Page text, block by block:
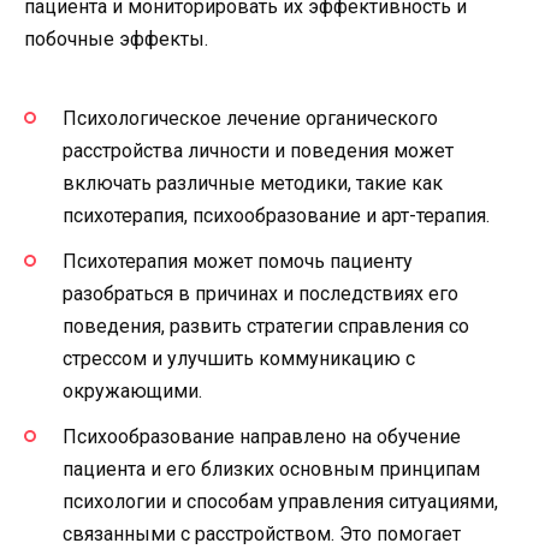
пациента и мониторировать их эффективность и
побочные эффекты.
Психологическое лечение органического
расстройства личности и поведения может
включать различные методики, такие как
психотерапия, психообразование и арт-терапия.
Психотерапия может помочь пациенту
разобраться в причинах и последствиях его
поведения, развить стратегии справления со
стрессом и улучшить коммуникацию с
окружающими.
Психообразование направлено на обучение
пациента и его близких основным принципам
психологии и способам управления ситуациями,
связанными с расстройством. Это помогает